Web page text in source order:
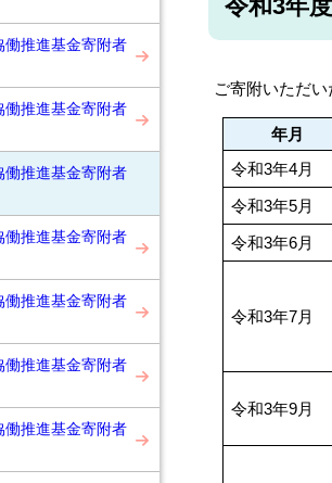
働推進基金寄附者
働推進基金寄附者
働推進基金寄附者
働推進基金寄附者
働推進基金寄附者
働推進基金寄附者
働推進基金寄附者
令和3年度
ご寄附いただ
年月
令和3年4月
令和3年5月
令和3年6月
令和3年7月
令和3年9月